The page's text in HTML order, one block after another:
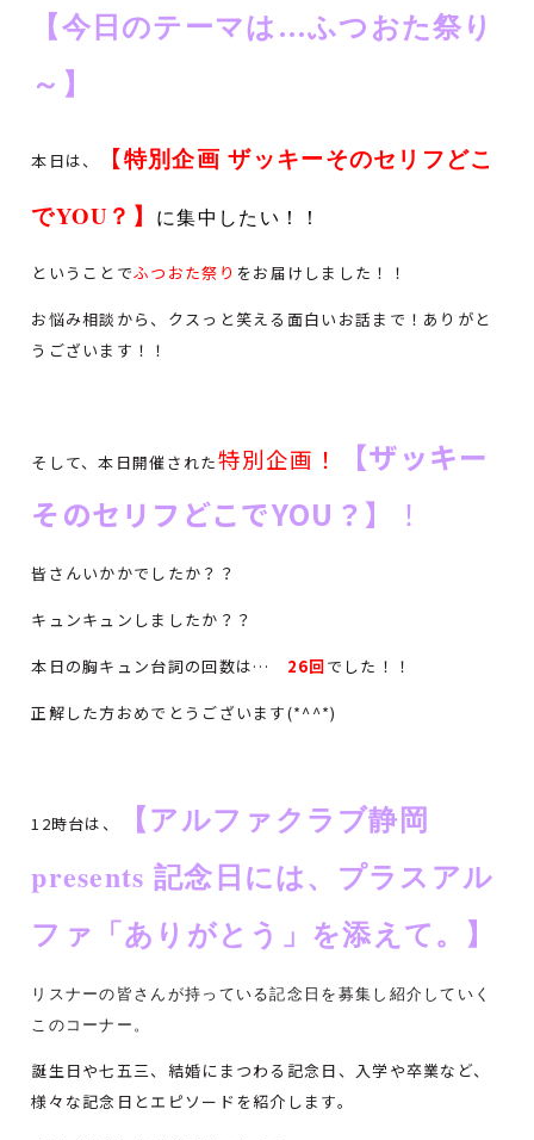
【今日のテーマは…ふつおた祭り
～】
本日は、 【特別企画 ザッキーそのセリフどこ
でYOU？】
に集中したい！！
ということでふつおた祭り をお届けしました！！
お悩み相談から、クスっと笑える面白いお話まで！ありがと
うございます！！
そして、本日開催された特別企画！
【ザッキー
そのセリフどこでYOU？】
！
皆さんいかかでしたか？？
キュンキュンしましたか？？
本日の胸キュン台詞の回数は… 26回でした！！
正解した方おめでとうございます(*^^*)
12時台は、
【アルファクラブ静岡
presents 記念日には、プラスアル
ファ「ありがとう」を添えて。】
リスナーの皆さんが持っている記念日を募集し紹介していく
このコーナー。
誕生日や七五三、結婚にまつわる記念日、入学や卒業など、
様々な記念日とエピソードを紹介します。